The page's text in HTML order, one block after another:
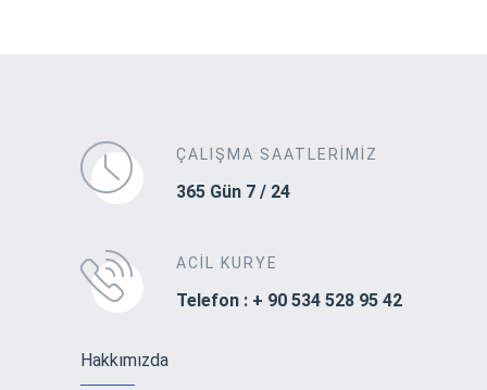
ÇALIŞMA SAATLERIMIZ
365 Gün 7 / 24
ACIL KURYE
Telefon : + 90 534 528 95 42
Hakkımızda